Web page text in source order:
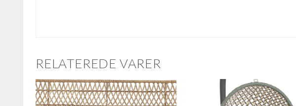
RELATEREDE VARER